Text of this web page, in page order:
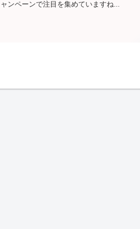
ャンペーンで注目を集めていますね...